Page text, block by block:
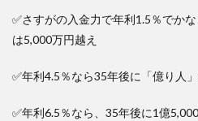
✅さすがの入金力で年利1.5％でか
は5,000万円越え
✅年利4.5％なら35年後に「億り人」
✅年利6.5％なら、35年後に1億